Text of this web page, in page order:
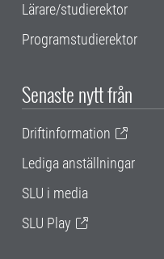
Lärare/studierektor
Programstudierektor
Senaste nytt från
Driftinformation
Lediga anställningar
SLU i media
SLU Play